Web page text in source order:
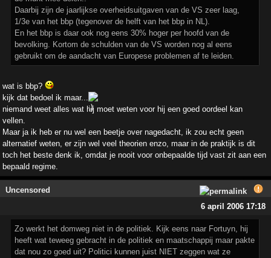
Daarbij zijn de jaarlijkse overheidsuitgaven van de VS zeer laag,
1/3e van het bbp (tegenover de helft van het bbp in NL).
En het bbp is daar ook nog eens 30% hoger per hoofd van de
bevolking. Kortom de schulden van de VS worden nog al eens
gebruikt om de aandacht van Europese problemen af te leiden.
wat is bbp?
kijk dat bedoel ik maar...
niemand weet alles wat hij moet weten voor hij een goed oordeel kan
vellen.
Maar ja ik heb er nu wel een beetje over nagedacht, ik zou echt geen
alternatief weten, er zijn wel veel theorien enzo, maar in de praktijk is dit
toch het beste denk ik, omdat je nooit voor onbepaalde tijd vast zit aan een
bepaald regime.
Uncensored
6 april 2006 17:18
Zo werkt het domweg niet in de politiek. Kijk eens naar Fortuyn, hij
heeft wat teweeg gebracht in de politiek en maatschappij maar pakte
dat nou zo goed uit? Politici kunnen juist NIET zeggen wat ze